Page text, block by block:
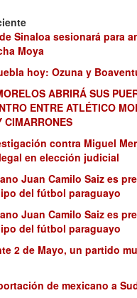
Sinaloa sesionará para
Moya
hoy: Ozuna y
ABRIRÁ SUS
ENTRE ATLÉTICO
CIMARRONES
contra Miguel
en elección judicial
Juan Camilo Saiz es
del fútbol paraguayo
Juan Camilo Saiz es
del fútbol paraguayo
2 de Mayo, un partido
de mexicano a